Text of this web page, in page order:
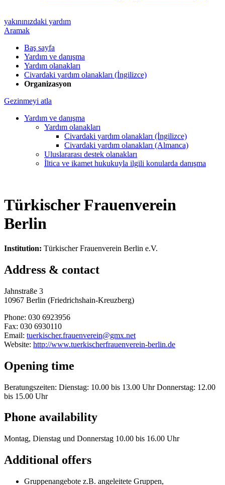
yakınınızdaki yardım
Aramak
Baş sayfa
Yardım ve danışma
Yardım olanakları
Civardaki yardım olanakları (İngilizce)
Organizasyon
Gezinmeyi atla
Yardım ve danışma
Yardım olanakları
Civardaki yardım olanakları (İngilizce)
Civardaki yardım olanakları (Almanca)
Uluslararası destek olanakları
İltica ve ikamet hukukuyla ilgili konularda danışma
Türkischer Frauenverein
Berlin
Institution: Türkischer Frauenverein Berlin e.V.
Address & contact
Jahnstraße 3
10967 Berlin (Friedrichshain-Kreuzberg)
Phone: 030 6923956
Fax: 030 6930110
Email: tuerkischer.frauenverein@gmx.net
Website: http://www.tuerkischerfrauenverein-berlin.de
Opening time
Beratungszeiten: Dienstag: 10.00 bis 13.00 Uhr Donnerstag: 12.00
bis 15.00 Uhr
Phone availability
Montag, Dienstag und Donnerstag 10.00 bis 16.00 Uhr
Additional offers
Gruppenangebote z.B. angeleitete Gruppen,